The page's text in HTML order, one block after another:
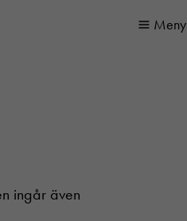
Meny
ingår även